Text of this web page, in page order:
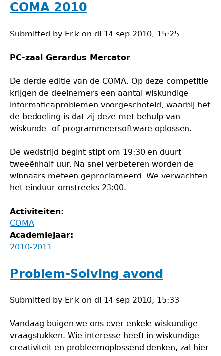
COMA 2010
Submitted by Erik on di 14 sep 2010, 15:25
PC-zaal Gerardus Mercator
De derde editie van de COMA. Op deze competitie
krijgen de deelnemers een aantal wiskundige
informaticaproblemen voorgeschoteld, waarbij het
de bedoeling is dat zij deze met behulp van
wiskunde- of programmeersoftware oplossen.
De wedstrijd begint stipt om 19:30 en duurt
tweeënhalf uur. Na snel verbeteren worden de
winnaars meteen geproclameerd. We verwachten
het einduur omstreeks 23:00.
Activiteiten:
COMA
Academiejaar:
2010-2011
Problem-Solving avond
Submitted by Erik on di 14 sep 2010, 15:33
Vandaag buigen we ons over enkele wiskundige
vraagstukken. Wie interesse heeft in wiskundige
creativiteit en probleemoplossend denken, zal hier